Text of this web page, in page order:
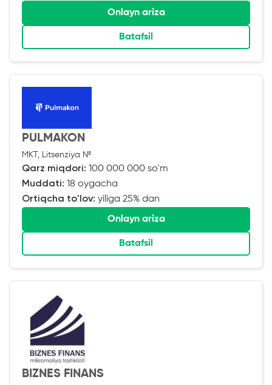
Onlayn ariza
Batafsil
PULMAKON
MKT, Litsenziya №
Qarz miqdori: 100 000 000 so'm
Muddati: 18 oygacha
Ortiqcha to'lov: yiliga 25% dan
Onlayn ariza
Batafsil
BIZNES FINANS